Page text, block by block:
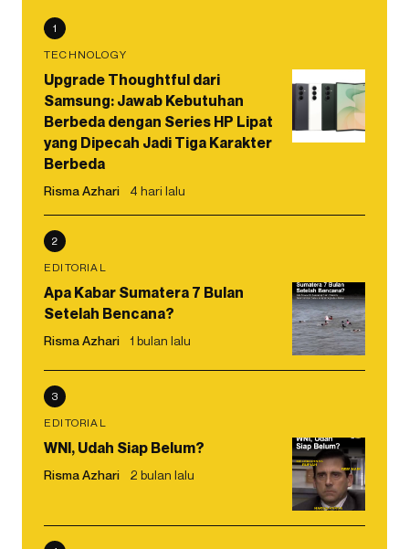
1
TECHNOLOGY
Upgrade Thoughtful dari
Samsung: Jawab Kebutuhan
Berbeda dengan Series HP Lipat
yang Dipecah Jadi Tiga Karakter
Berbeda
Risma Azhari 4 hari lalu
2
EDITORIAL
Apa Kabar Sumatera 7 Bulan
Setelah Bencana?
Risma Azhari 1 bulan lalu
3
EDITORIAL
WNI, Udah Siap Belum?
Risma Azhari 2 bulan lalu